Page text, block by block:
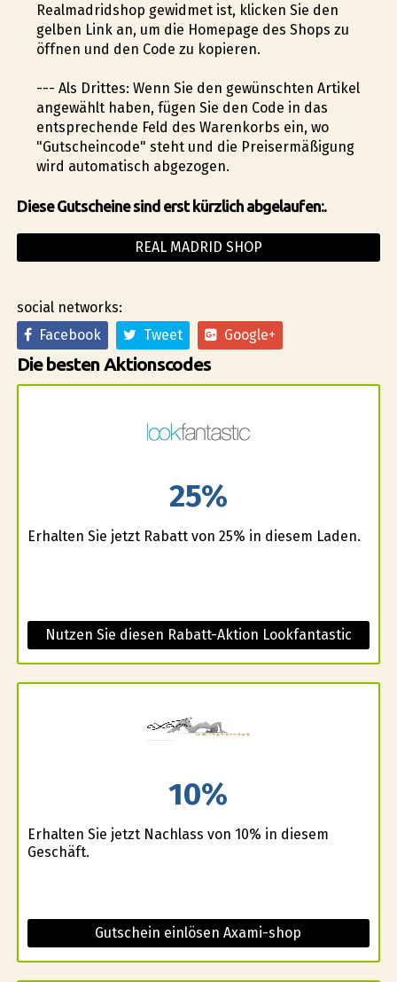
Realmadridshop gewidmet ist, klicken Sie den
gelben Link an, um die Homepage des Shops zu
öffnen und den Code zu kopieren.
--- Als Drittes: Wenn Sie den gewünschten Artikel
angewählt haben, fügen Sie den Code in das
entsprechende Feld des Warenkorbs ein, wo
"Gutscheincode" steht und die Preisermäßigung
wird automatisch abgezogen.
Diese Gutscheine sind erst kürzlich abgelaufen:.
REAL MADRID SHOP
social networks:
Facebook
Tweet Google+
Die besten Aktionscodes
25%
Erhalten Sie jetzt Rabatt von 25% in diesem Laden.
Nutzen Sie diesen Rabatt-Aktion Lookfantastic
10%
Erhalten Sie jetzt Nachlass von 10% in diesem
Geschäft.
Gutschein einlösen Axami-shop